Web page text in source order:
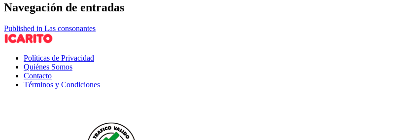
Navegación de entradas
Published in Las consonantes
Políticas de Privacidad
Quiénes Somos
Contacto
Términos y Condiciones